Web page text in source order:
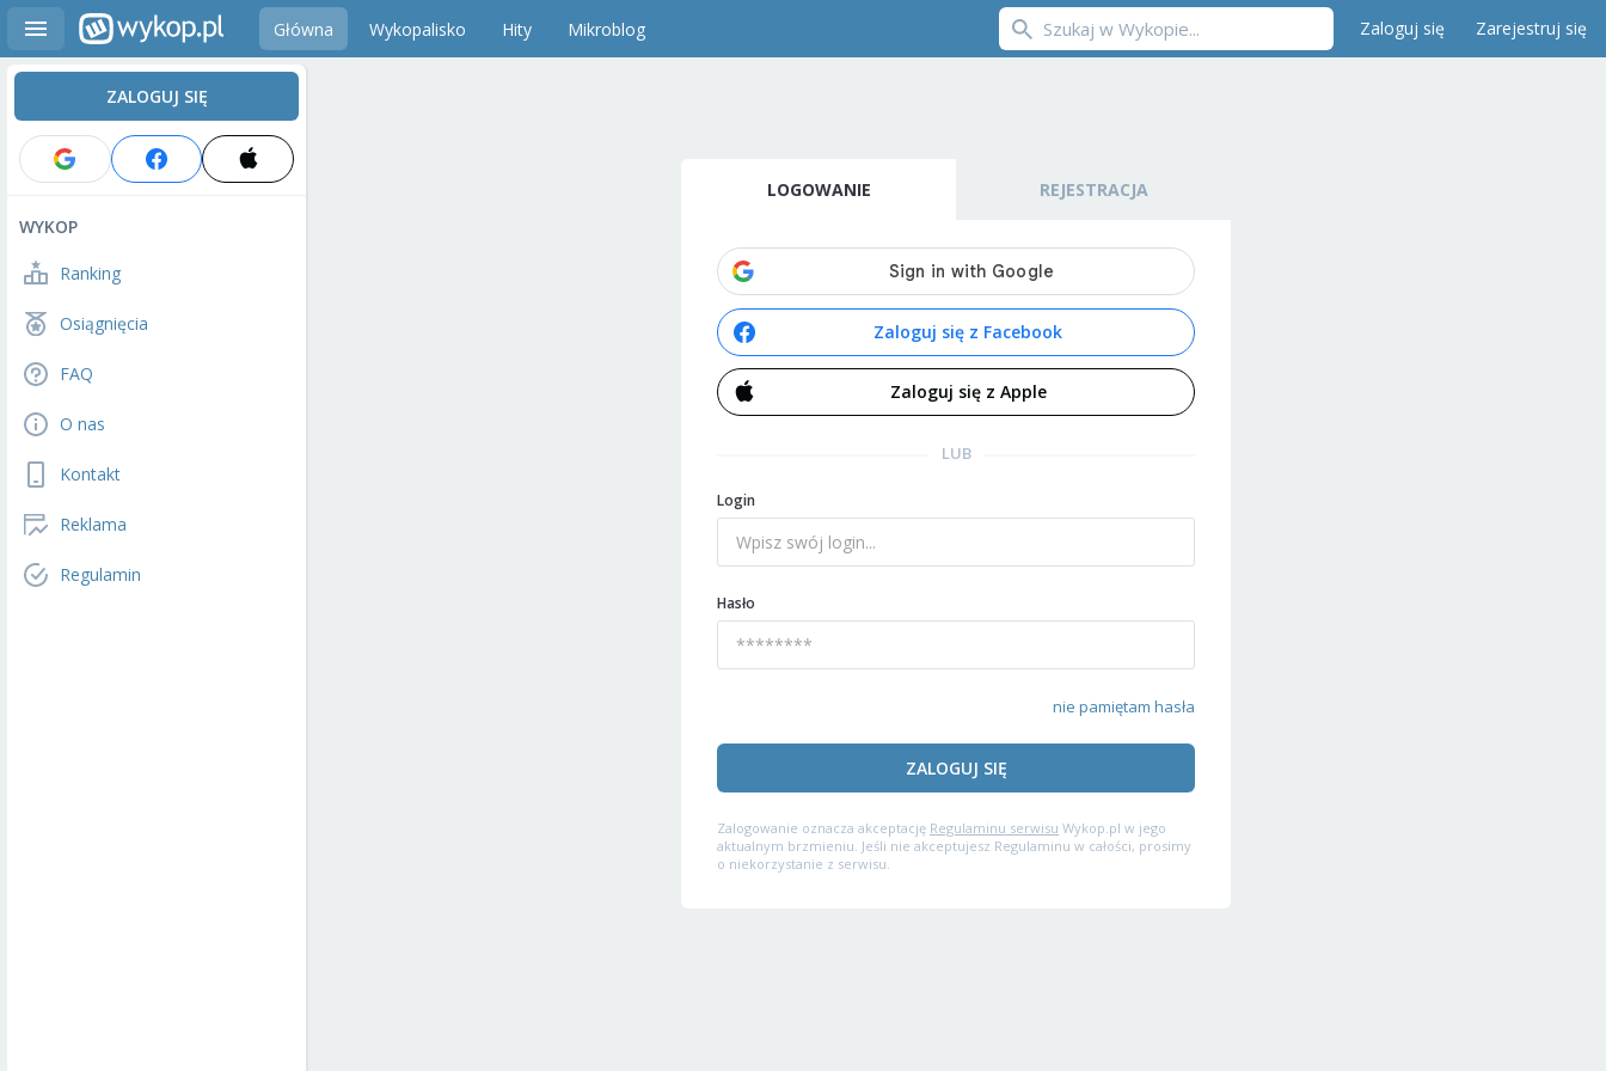
Główna Wykopalisko Hity Mikroblog Zaloguj się Zarejestruj się
ZALOGUJ SIĘ
WYKOP
Ranking
Osiągnięcia
FAQ
O nas
Kontakt
Reklama
Regulamin
LOGOWANIE REJESTRACJA
Zaloguj się z Facebook
Zaloguj się z Apple
LUB
Login
Hasło
nie pamiętam hasła
ZALOGUJ SIĘ
Zalogowanie oznacza akceptację Regulaminu serwisu Wykop.pl w jego
aktualnym brzmieniu. Jeśli nie akceptujesz Regulaminu w całości, prosimy
o niekorzystanie z serwisu.